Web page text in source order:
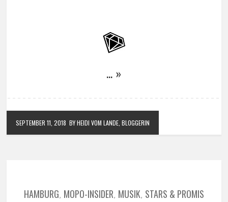
… »
SEPTEMBER 11, 2018 BY HEIDI VOM LANDE, BLOGGERIN
HAMBURG, MOPO-INSIDER, MUSIK, STARS & PROMIS